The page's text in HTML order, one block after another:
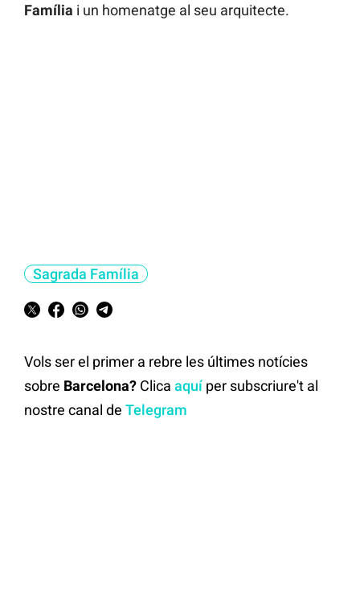
Família i un homenatge al seu arquitecte.
Sagrada Família
Vols ser el primer a rebre les últimes notícies
sobre Barcelona? Clica aquíper subscriure't al
nostre canal de Telegram